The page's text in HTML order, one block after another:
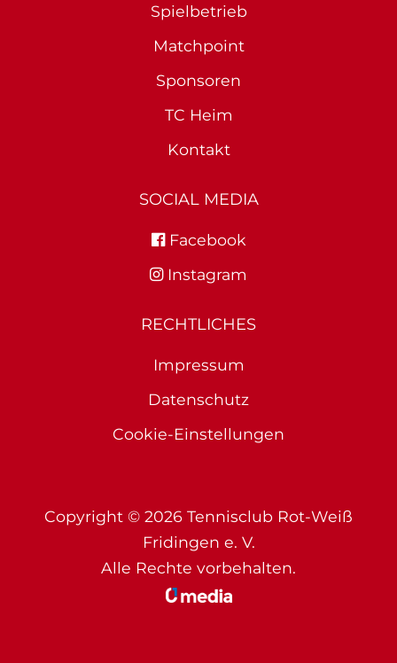
Spielbetrieb
Matchpoint
Sponsoren
TC Heim
Kontakt
SOCIAL MEDIA
Facebook
Instagram
RECHTLICHES
Impressum
Datenschutz
Cookie-Einstellungen
Copyright © 2026 Tennisclub Rot-Weiß
Fridingen e. V.
Alle Rechte vorbehalten.